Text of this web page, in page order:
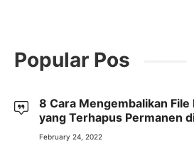
Popular Pos
8 Cara Mengembalikan File
yang Terhapus Permanen
February 24, 2022